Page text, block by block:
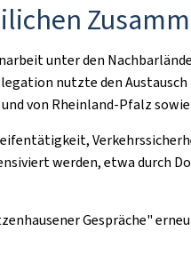
unter den
nutzte den
von Rheinland-Pfalz
werden, etwa durch
Gespräche"